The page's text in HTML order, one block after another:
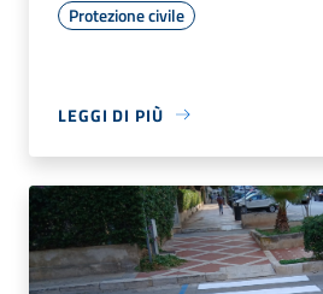
Protezione civile
LEGGI DI PIÙ